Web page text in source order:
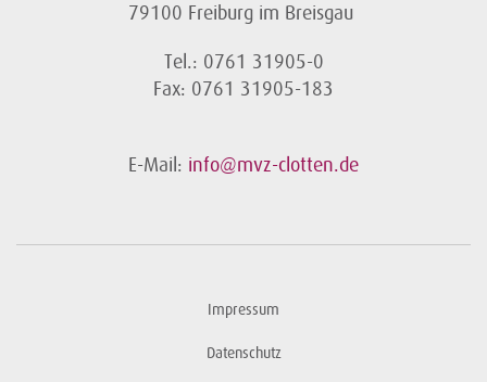
79100 Freiburg im Breisgau
Tel.: 0761 31905-0
Fax: 0761 31905-183
E-Mail: info@mvz-clotten.de
Impressum
Datenschutz